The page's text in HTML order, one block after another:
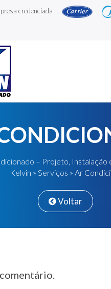
credenciada
– Projeto, Instalação
Kelvin » Serviços » Ar
Voltar